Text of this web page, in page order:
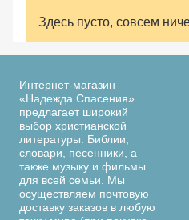
Здесь пусто, совсем
Интернет-магазин
«Надежда Спасения»
предлагает широкий
выбор христианской
литературы: Библии,
словари, песенники, а
также музыку и фильмы
для всей семьи. Мы
осуществляем почтовую
доставку заказов в любую